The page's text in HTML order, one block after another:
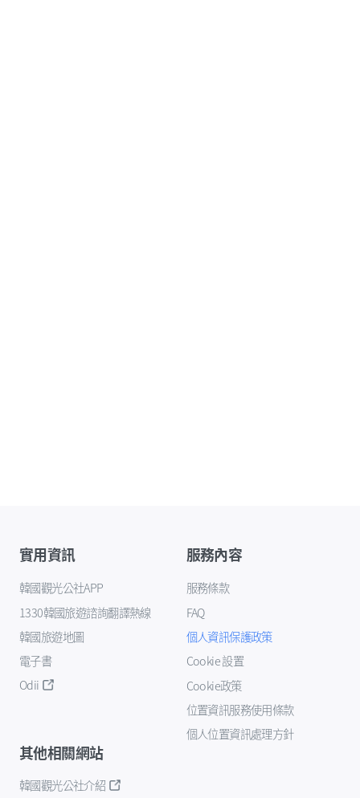
實用資訊
韓國觀光公社APP
1330韓國旅遊諮詢翻譯熱線
韓國旅遊地圖
電子書
Odii
服務內容
服務條款
FAQ
個人資訊保護政策
Cookie 設置
Cookie政策
位置資訊服務使用條款
個人位置資訊處理方針
其他相關網站
韓國觀光公社介紹